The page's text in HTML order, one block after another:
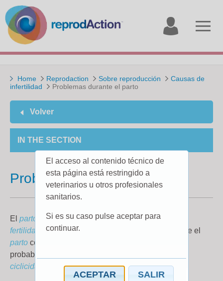
account
Home Reprodaction Sobre reproducción
Causas de
infertilidad
Problemas durante el parto
Volver
IN THE SECTION
Problemas durante el parto
El parto
tiene un impacto significativo en la futura
fertilidad
de la vaca. Cualquier interferencia durante el
parto como
probablemente causará retrasos en el retorno a la
ciclicidad
El acceso al contenido técnico de
esta página está restringido a
veterinarios u otros profesionales
sanitarios.
Si es su caso pulse aceptar para
continuar.
ACEPTAR SALIR